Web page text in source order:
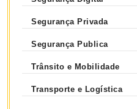
Segurança Privada
Segurança Publica
Trânsito e Mobilidade
Transporte e Logística